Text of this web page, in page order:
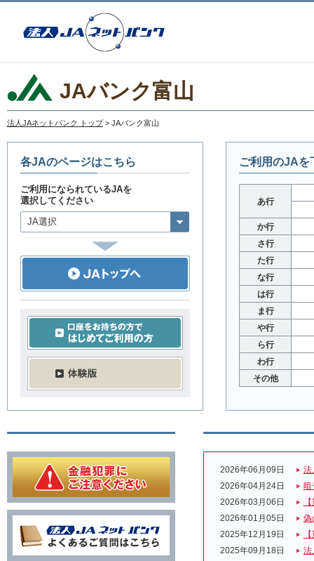
JAバンク富山
法人JAネットバンク トップ > JAバンク富山
各JAのページはこちら
ご利用になられているJAを
選択してください
JA選択
ご利用のJAを
あ行
か行
さ行
た行
な行
は行
ま行
や行
ら行
わ行
その他
2026年06月09日
法
2026年04月24日
暗
2026年03月06日
2026年01月05日
偽
2025年12月19日
2025年09月18日
法